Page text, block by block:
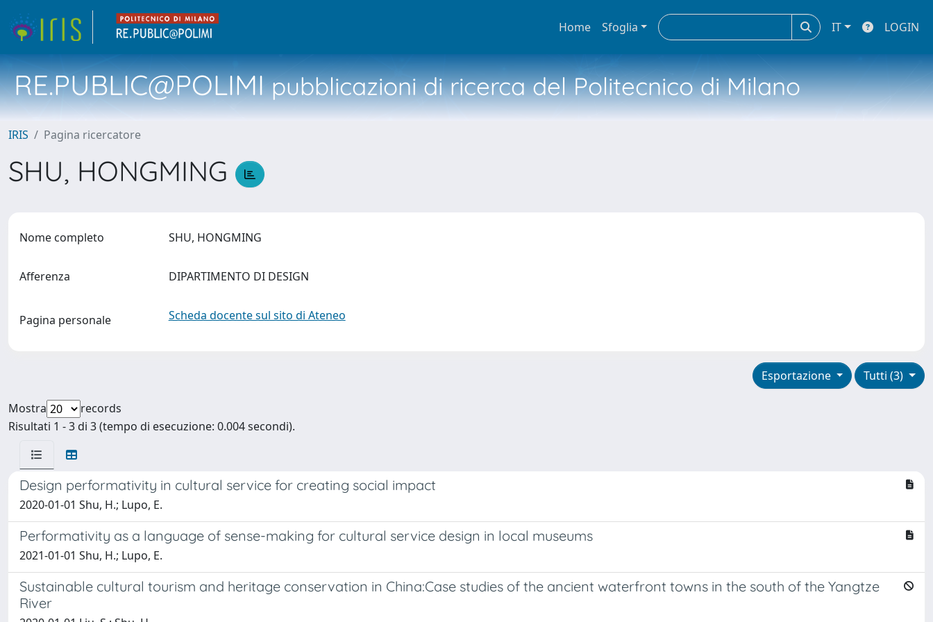
Home Sfoglia IT LOGIN
RE.PUBLIC@POLIMIpubblicazioni di ricerca del Politecnico di Milano
IRIS Pagina ricercatore
SHU, HONGMING
Nome completo SHU, HONGMING
Afferenza DIPARTIMENTO DI DESIGN
Pagina personale Scheda docente sul sito di Ateneo
Tutti (3)
Esportazione
Mostra
records
Risultati 1 - 3 di 3 (tempo di esecuzione: 0.004 secondi).
Design performativity in cultural service for creating social impact
2020-01-01 Shu, H.; Lupo, E.
Performativity as a language of sense-making for cultural service design in local museums
2021-01-01 Shu, H.; Lupo, E.
Sustainable cultural tourism and heritage conservation in China:Case studies of the ancient waterfront towns in the south of the Yangtze
River